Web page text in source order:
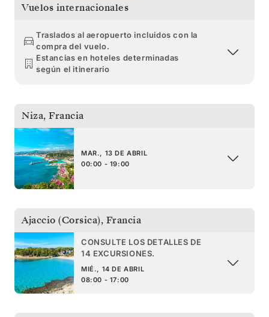
Vuelos internacionales
Traslados al aeropuerto incluidos con la
compra del vuelo.
Estancias en hoteles determinadas
según el itinerario
Niza, Francia
MAR., 13 DE ABRIL
00:00 - 19:00
Ajaccio (Corsica), Francia
CONSULTE LOS DETALLES DE
14 EXCURSIONES.
MIÉ., 14 DE ABRIL
08:00 - 17:00